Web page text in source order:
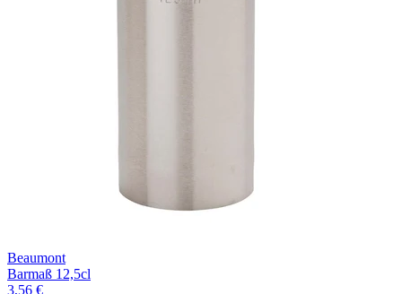
Beaumont
Barmaß 12,5cl
3,56 €